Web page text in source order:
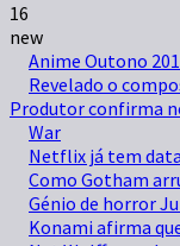
16
new
Anime Outono
Revelado o
Produtor confirma
War
Netflix já tem
Como Gotham
Génio de horror
Konami afirma